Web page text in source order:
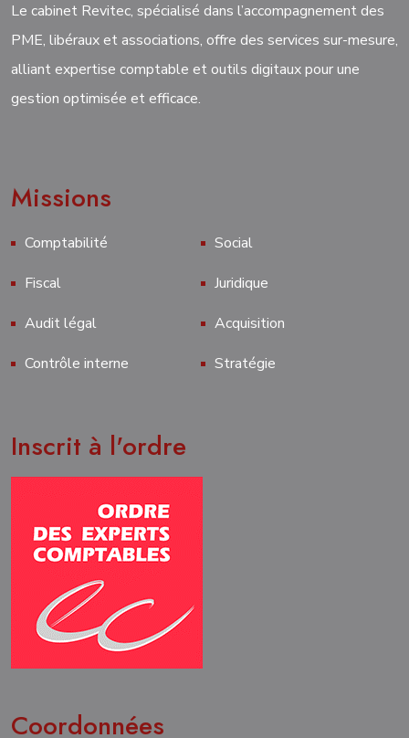
Le cabinet Revitec, spécialisé dans l’accompagnement des
PME, libéraux et associations, offre des services sur-mesure,
alliant expertise comptable et outils digitaux pour une
gestion optimisée et efficace.
Missions
Comptabilité
Social
Fiscal
Juridique
Audit légal
Acquisition
Contrôle interne
Stratégie
Inscrit à l'ordre
Coordonnées